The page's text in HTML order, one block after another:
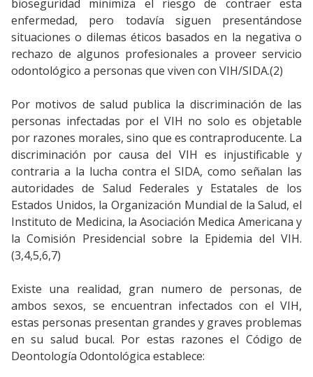
bioseguridad minimiza el riesgo de contraer esta
enfermedad, pero todavía siguen presentándose
situaciones o dilemas éticos basados en la negativa o
rechazo de algunos profesionales a proveer servicio
odontológico a personas que viven con VIH/SIDA.(2)
Por motivos de salud publica la discriminación de las
personas infectadas por el VIH no solo es objetable
por razones morales, sino que es contraproducente. La
discriminación por causa del VIH es injustificable y
contraria a la lucha contra el SIDA, como señalan las
autoridades de Salud Federales y Estatales de los
Estados Unidos, la Organización Mundial de la Salud, el
Instituto de Medicina, la Asociación Medica Americana y
la Comisión Presidencial sobre la Epidemia del VIH.
(3,4,5,6,7)
Existe una realidad, gran numero de personas, de
ambos sexos, se encuentran infectados con el VIH,
estas personas presentan grandes y graves problemas
en su salud bucal. Por estas razones el Código de
Deontología Odontológica establece: